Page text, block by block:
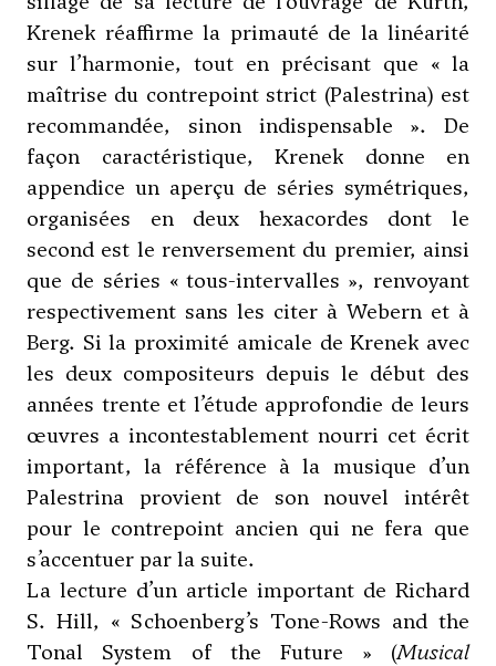
Krenek réaffirme la primauté de la linéarité
sur l’harmonie, tout en précisant que « la
maîtrise du contrepoint strict (Palestrina) est
recommandée, sinon indispensable ». De
façon caractéristique, Krenek donne en
appendice un aperçu de séries symétriques,
organisées en deux hexacordes dont le
second est le renversement du premier, ainsi
que de séries « tous-intervalles », renvoyant
respectivement sans les citer à Webern et à
Berg. Si la proximité amicale de Krenek avec
les deux compositeurs depuis le début des
années trente et l’étude approfondie de leurs
œuvres a incontestablement nourri cet écrit
important, la référence à la musique d’un
Palestrina provient de son nouvel intérêt
pour le contrepoint ancien qui ne fera que
s’accentuer par la suite.
La lecture d’un article important de Richard
S. Hill, « Schoenberg’s Tone-Rows and the
Tonal System of the Future » (Musical